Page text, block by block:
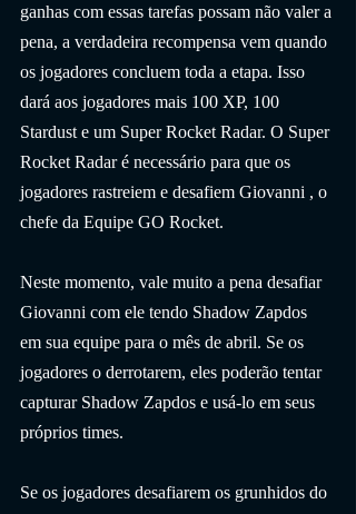
ganhas com essas tarefas possam não valer a
pena, a verdadeira recompensa vem quando
os jogadores concluem toda a etapa. Isso
dará aos jogadores mais 100 XP, 100
Stardust e um Super Rocket Radar. O Super
Rocket Radar é necessário para que os
jogadores rastreiem e desafiem Giovanni , o
chefe da Equipe GO Rocket.
Neste momento, vale muito a pena desafiar
Giovanni com ele tendo Shadow Zapdos
em sua equipe para o mês de abril. Se os
jogadores o derrotarem, eles poderão tentar
capturar Shadow Zapdos e usá-lo em seus
próprios times.
Se os jogadores desafiarem os grunhidos do